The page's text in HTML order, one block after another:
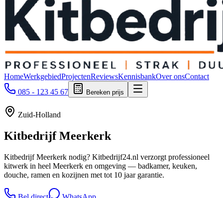
HomeWerkgebiedProjectenReviewsKennisbankOver onsContact
085 - 123 45 67
Bereken prijs
Zuid-Holland
KitbedrijfMeerkerk
Kitbedrijf Meerkerk nodig? Kitbedrijf24.nl verzorgt professioneel
kitwerk in heel Meerkerk en omgeving — badkamer, keuken,
douche, ramen en kozijnen met tot 10 jaar garantie.